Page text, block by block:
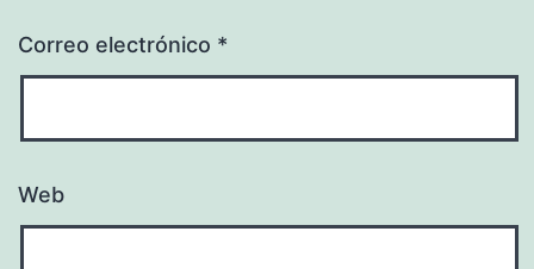
Correo electrónico *
Web